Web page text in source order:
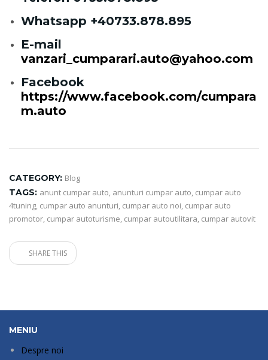
Whatsapp +40733.878.895
E-mail
vanzari_cumparari.auto@yahoo.com
Facebook
https://www.facebook.com/cumpara
m.auto
CATEGORY: Blog
TAGS: anunt cumpar auto, anunturi cumpar auto, cumpar auto
4tuning, cumpar auto anunturi, cumpar auto noi, cumpar auto
promotor, cumpar autoturisme, cumpar autoutilitara, cumpar autovit
SHARE THIS
MENIU
Despre noi